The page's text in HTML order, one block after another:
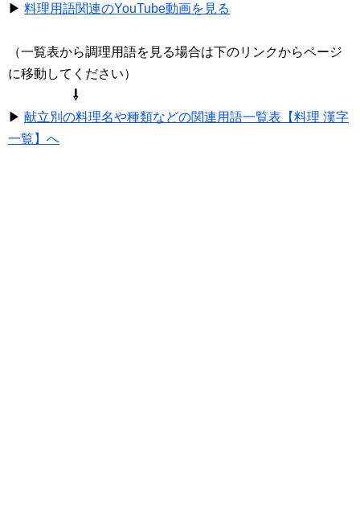
▶ 料理用語関連のYouTube動画を見る
（一覧表から調理用語を見る場合は下のリンクからページ
に移動してください）
⇩
▶ 献立別の料理名や種類などの関連用語一覧表【料理 漢字
一覧】へ